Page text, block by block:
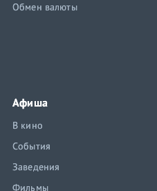
Обмен валюты
Афиша
В кино
События
Заведения
Фильмы